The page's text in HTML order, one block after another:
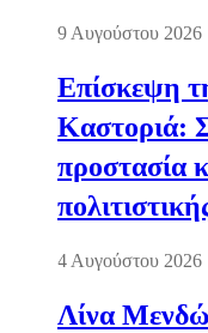
9 Αυγούστου 2026
Επίσκεψη
Καστοριά:
προστασία
4 Αυγούστου 2026
Λίνα